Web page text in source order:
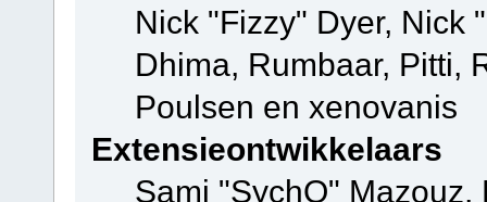
Nick "Fizzy" Dyer, Nick
Dhima, Rumbaar, Pitti,
Poulsen en xenovanis
Extensieontwikkelaars
Sami "SychO"